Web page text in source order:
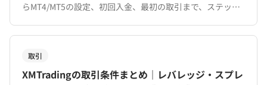
らMT4/MT5の設定、初回入金、最初の取引まで、ステップ
取引
XMTradingの取引条件まとめ｜レバレッジ・スプレ